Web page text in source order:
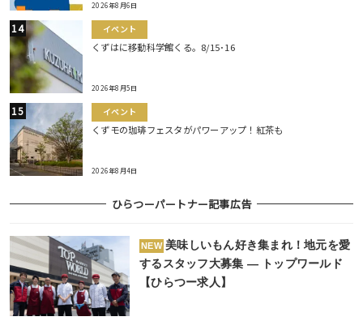
2026年8月6日
イベント
くずはに移動科学館くる。8/15･16
2026年8月5日
イベント
くずモの珈琲フェスタがパワーアップ！紅茶も
2026年8月4日
ひらつーパートナー記事広告
NEW 美味しいもん好き集まれ！地元を愛
するスタッフ大募集 ― トップワールド
【ひらつー求人】